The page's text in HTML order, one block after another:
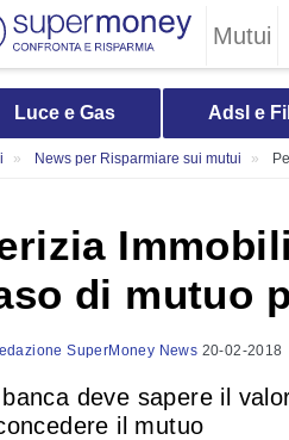
Mutui
Luce e Gas Adsl e
News per Risparmiare sui mutui
di mutuo
SuperMoney News 20-02-2018
deve sapere il
il mutuo